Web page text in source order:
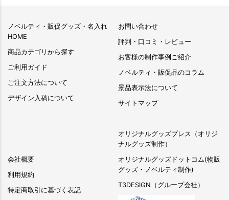
ノベルティ・販促グッズ・名入れ
HOME
商品カテゴリから探す
ご利用ガイド
ご注文方法について
デザイン入稿について
会社概要
利用規約
特定商取引に基づく表記
お問い合わせ
評判・口コミ・レビュー
お客様の制作事例ご紹介
ノベルティ・販促品のコラム
景品表示法について
サイトマップ
オリジナルグッズプレス（オリジ
ナルグッズ制作）
オリジナルグッズドットコム(物販
グッズ・ノベルティ制作)
T3DESIGN（グループ会社）